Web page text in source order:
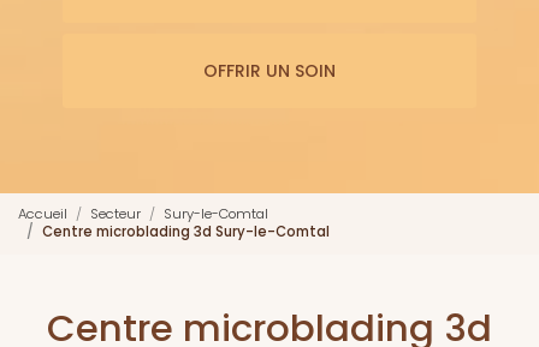
OFFRIR UN SOIN
Accueil Secteur
Sury-le-Comtal
Centre microblading 3d Sury-le-Comtal
Centre microblading 3d